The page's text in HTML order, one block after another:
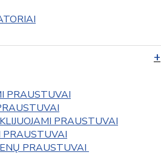
PRAUSTUVAI
PRAUSTUVAI
PRAUSTUVAI